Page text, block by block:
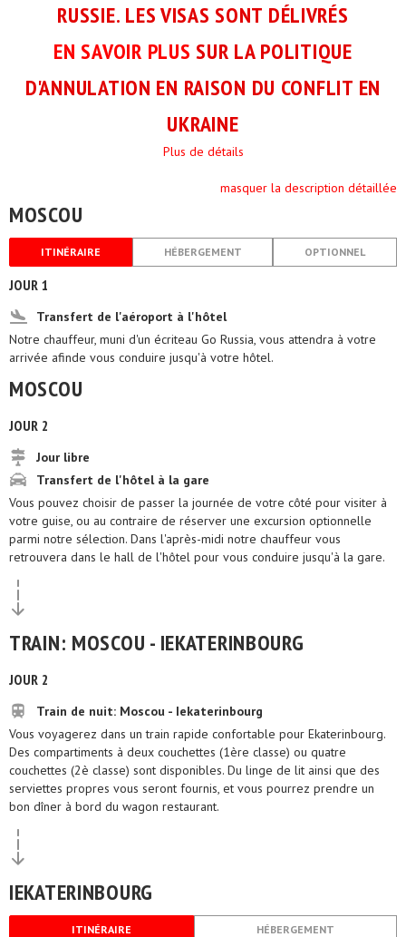
RUSSIE. LES VISAS SONT DÉLIVRÉS
EN SAVOIR PLUS SUR LA POLITIQUE
D'ANNULATION EN RAISON DU CONFLIT EN
UKRAINE
Plus de détails
masquer la description détaillée
MOSCOU
ITINÉRAIRE HÉBERGEMENT OPTIONNEL
JOUR 1
Transfert de l'aéroport à l'hôtel
Notre chauffeur, muni d'un écriteau Go Russia, vous attendra à votre
arrivée afinde vous conduire jusqu'à votre hôtel.
MOSCOU
JOUR 2
Jour libre
Transfert de l'hôtel à la gare
Vous pouvez choisir de passer la journée de votre côté pour visiter à
votre guise, ou au contraire de réserver une excursion optionnelle
parmi notre sélection. Dans l'après-midi notre chauffeur vous
retrouvera dans le hall de l'hôtel pour vous conduire jusqu'à la gare.
TRAIN: MOSCOU - IEKATERINBOURG
JOUR 2
Train de nuit: Moscou - Iekaterinbourg
Vous voyagerez dans un train rapide confortable pour Ekaterinbourg.
Des compartiments à deux couchettes (1ère classe) ou quatre
couchettes (2è classe) sont disponibles. Du linge de lit ainsi que des
serviettes propres vous seront fournis, et vous pourrez prendre un
bon dîner à bord du wagon restaurant.
IEKATERINBOURG
ITINÉRAIRE HÉBERGEMENT